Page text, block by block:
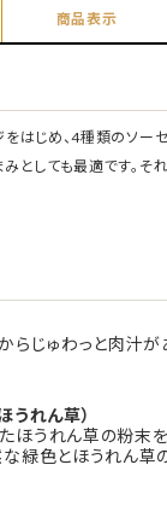
商品表示
はじめ、4種類のソー
としても最適です。そ
らじゅわっと肉汁
うれん草）
ほうれん草の粉末
な緑色とほうれん草